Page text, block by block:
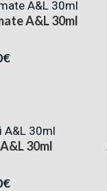
A&L 30ml
€
30ml
€